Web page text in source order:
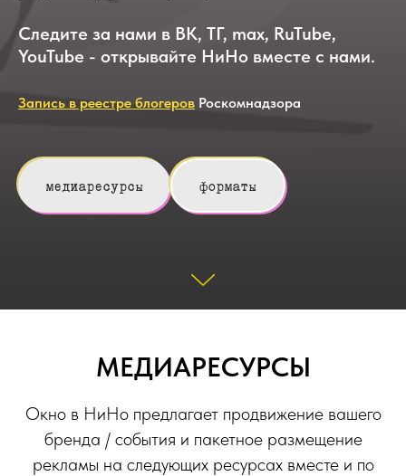
Следите за нами в ВК, ТГ, max, RuTube,
YouTube - открывайте НиНо вместе с нами.
Запись в реестре блогеров Роскомнадзора
медиаресурсы форматы
МЕДИАРЕСУРСЫ
Окно в НиНо предлагает продвижение вашего
бренда / события и пакетное размещение
рекламы на следующих ресурсах вместе и по